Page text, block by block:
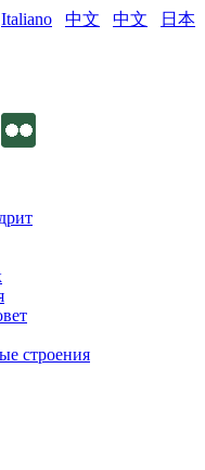
Italiano 中文 中文
日本
строения